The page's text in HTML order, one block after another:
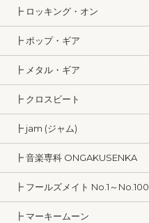
┣ ロッキング・オン
┣ ポップ・ギア
┣ メタル・ギア
┣ クロスビート
┣ jam (ジャム)
┣ 音楽専科 ONGAKUSENKA
┣ フールズメイト No.1～No.100
┣ マーキームーン